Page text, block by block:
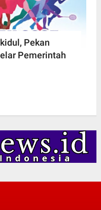
Pekan
Pemerintah